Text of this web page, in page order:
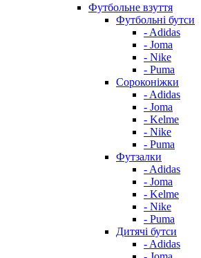
Футбольне взуття
Футбольні бутси
- Adidas
- Joma
- Nike
- Puma
Сороконіжки
- Adidas
- Joma
- Kelme
- Nike
- Puma
Футзалки
- Adidas
- Joma
- Kelme
- Nike
- Puma
Дитячі бутси
- Adidas